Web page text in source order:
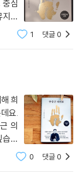
심
컬
루고
1 댓글0
희
요.
의
니
통해
0 댓글0